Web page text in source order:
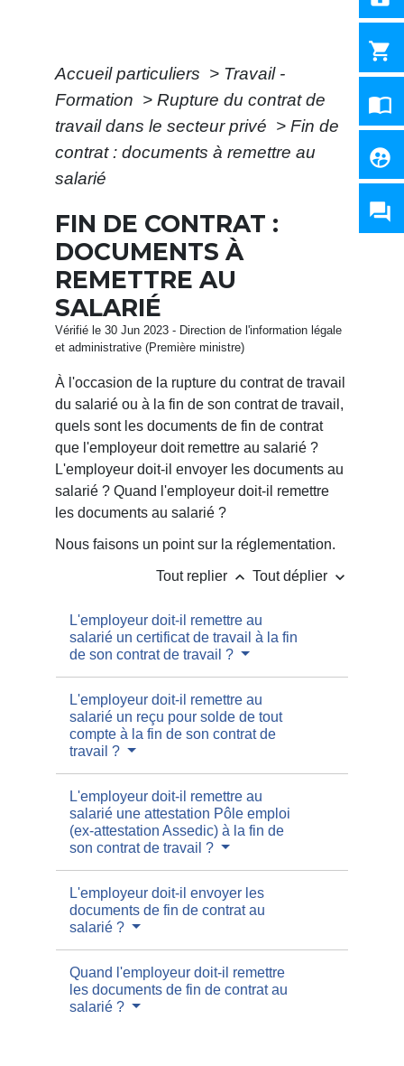
Accueil particuliers > Travail -
Formation > Rupture du contrat de
travail dans le secteur privé > Fin de
contrat : documents à remettre au
salarié
FIN DE CONTRAT :
DOCUMENTS À
REMETTRE AU
SALARIÉ
Vérifié le 30 Jun 2023 - Direction de l'information légale
et administrative (Première ministre)
À l'occasion de la rupture du contrat de travail
du salarié ou à la fin de son contrat de travail,
quels sont les documents de fin de contrat
que l'employeur doit remettre au salarié ?
L'employeur doit-il envoyer les documents au
salarié ? Quand l'employeur doit-il remettre
les documents au salarié ?
Nous faisons un point sur la réglementation.
Tout replier keyboard_arrow_up Tout déplier keyboard_arrow_down
L'employeur doit-il remettre au
salarié un certificat de travail à la fin
de son contrat de travail ?
L'employeur doit-il remettre au
salarié un reçu pour solde de tout
compte à la fin de son contrat de
travail ?
L'employeur doit-il remettre au
salarié une attestation Pôle emploi
(ex-attestation Assedic) à la fin de
son contrat de travail ?
L'employeur doit-il envoyer les
documents de fin de contrat au
salarié ?
Quand l'employeur doit-il remettre
les documents de fin de contrat au
salarié ?
shopping_cart
import_contacts
supervised_user_circle
question_answer